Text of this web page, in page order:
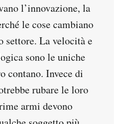
l’innovazione, la
le cose cambiano
settore. La velocità e
sono le uniche
contano. Invece di
rubare le loro
armi devono